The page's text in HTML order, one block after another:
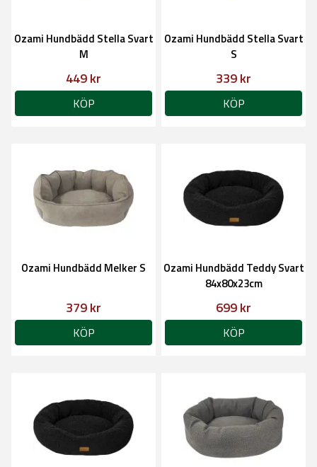
Ozami Hundbädd Stella Svart
M
449 kr
KÖP
Ozami Hundbädd Stella Svart
S
339 kr
KÖP
Ozami Hundbädd Melker S
379 kr
KÖP
Ozami Hundbädd Teddy Svart
84x80x23cm
699 kr
KÖP